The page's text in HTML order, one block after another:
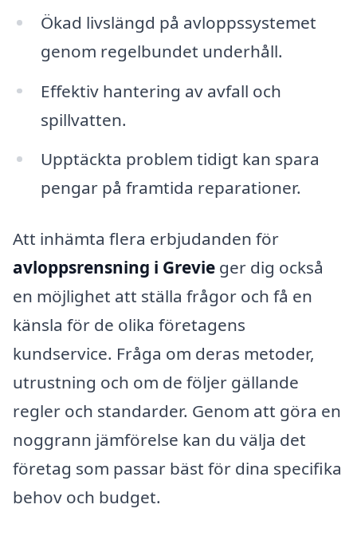
Ökad livslängd på avloppssystemet
genom regelbundet underhåll.
Effektiv hantering av avfall och
spillvatten.
Upptäckta problem tidigt kan spara
pengar på framtida reparationer.
Att inhämta flera erbjudanden för
avloppsrensning i Grevie ger dig också
en möjlighet att ställa frågor och få en
känsla för de olika företagens
kundservice. Fråga om deras metoder,
utrustning och om de följer gällande
regler och standarder. Genom att göra en
noggrann jämförelse kan du välja det
företag som passar bäst för dina specifika
behov och budget.